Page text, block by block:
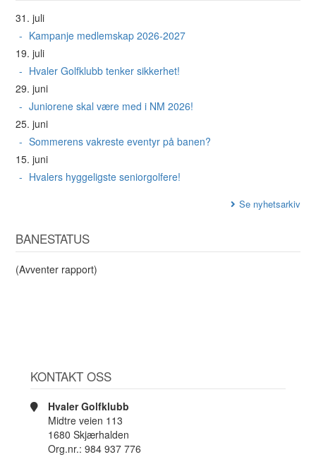
31. juli
Kampanje medlemskap 2026-2027
19. juli
Hvaler Golfklubb tenker sikkerhet!
29. juni
Juniorene skal være med i NM 2026!
25. juni
Sommerens vakreste eventyr på banen?
15. juni
Hvalers hyggeligste seniorgolfere!
Se nyhetsarkiv
BANESTATUS
(Avventer rapport)
KONTAKT OSS
Hvaler Golfklubb
Midtre veien 113
1680 Skjærhalden
Org.nr.: 984 937 776